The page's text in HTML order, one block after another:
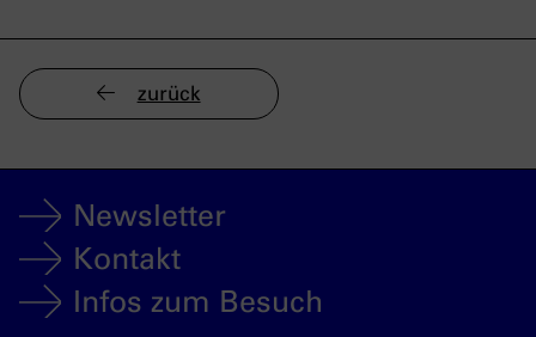
zurück
Newsletter
Kontakt
Infos zum Besuch